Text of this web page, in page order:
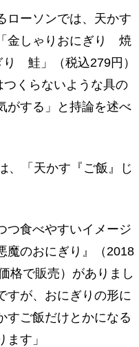
ローソンでは、天かす
金しゃりおにぎり 焼
り 鮭」（税込279円）
くらないような具の
がする」と持論を述べ
、「天かす『ご飯』じ
つ食べやすいイメージ
魔のおにぎり』（2018
格で販売）がありまし
すが、おにぎりの形に
すご飯だけとかになる
す」